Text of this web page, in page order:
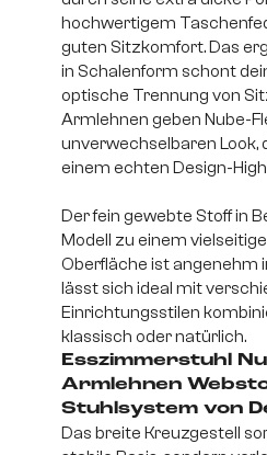
hochwertigem
guten Sitzkomfort. Das
in Schalenform schont
optische Trennung von
Armlehnen geben Nube-
unverwechselbaren Look,
einem echten Design-
Der fein gewebte Stoff in
Modell zu einem
Oberfläche ist angenehm
lässt sich ideal mit
Einrichtungsstilen
klassisch oder natürlich.
Esszimmerstuhl
Armlehnen
Stuhlsystem von
Das breite Kreuzgestell